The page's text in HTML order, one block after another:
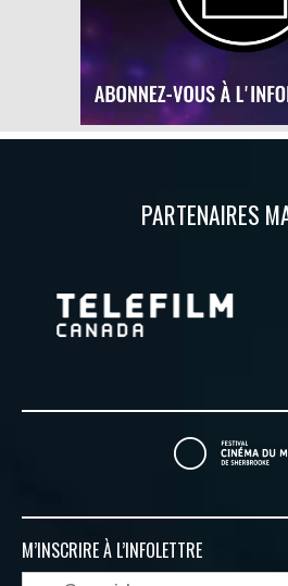
PARTENAIRES
M’INSCRIRE À L’INFOLETTRE